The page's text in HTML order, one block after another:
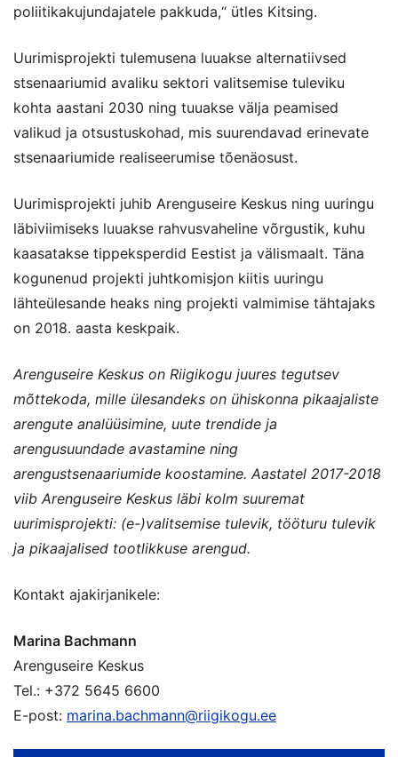
poliitikakujundajatele pakkuda,“ ütles Kitsing.
Uurimisprojekti tulemusena luuakse alternatiivsed
stsenaariumid avaliku sektori valitsemise tuleviku
kohta aastani 2030 ning tuuakse välja peamised
valikud ja otsustuskohad, mis suurendavad erinevate
stsenaariumide realiseerumise tõenäosust.
Uurimisprojekti juhib Arenguseire Keskus ning uuringu
läbiviimiseks luuakse rahvusvaheline võrgustik, kuhu
kaasatakse tippeksperdid Eestist ja välismaalt. Täna
kogunenud projekti juhtkomisjon kiitis uuringu
lähteülesande heaks ning projekti valmimise tähtajaks
on 2018. aasta keskpaik.
Arenguseire Keskus on Riigikogu juures tegutsev
mõttekoda, mille ülesandeks on ühiskonna pikaajaliste
arengute analüüsimine, uute trendide ja
arengusuundade avastamine ning
arengustsenaariumide koostamine. Aastatel 2017-2018
viib Arenguseire Keskus läbi kolm suuremat
uurimisprojekti: (e-)valitsemise tulevik, tööturu tulevik
ja pikaajalised tootlikkuse arengud.
Kontakt ajakirjanikele:
Marina Bachmann
Arenguseire Keskus
Tel.: +372 5645 6600
E-post: marina.bachmann@riigikogu.ee